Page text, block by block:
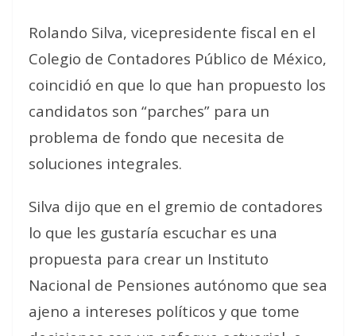
Rolando Silva, vicepresidente fiscal en el
Colegio de Contadores Público de México,
coincidió en que lo que han propuesto los
candidatos son “parches” para un
problema de fondo que necesita de
soluciones integrales.
Silva dijo que en el gremio de contadores
lo que les gustaría escuchar es una
propuesta para crear un Instituto
Nacional de Pensiones autónomo que sea
ajeno a intereses políticos y que tome